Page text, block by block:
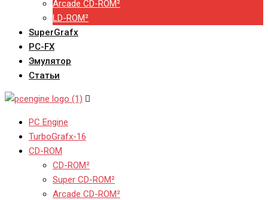
Arcade CD-ROM²
LD-ROM²
SuperGrafx
PC-FX
Эмулятор
Статьи
PC Engine
TurboGrafx-16
CD-ROM
CD-ROM²
Super CD-ROM²
Arcade CD-ROM²